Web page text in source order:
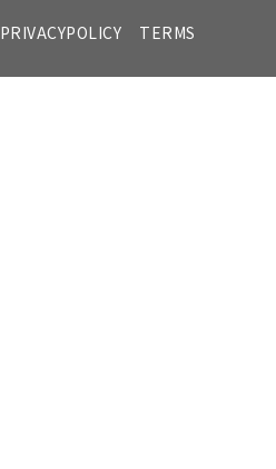
PRIVACYPOLICY TERMS